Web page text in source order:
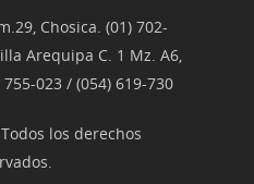
Chosica. (01) 702-
Arequipa C. 1 Mz. A6,
023 / (054) 619-730
los derechos